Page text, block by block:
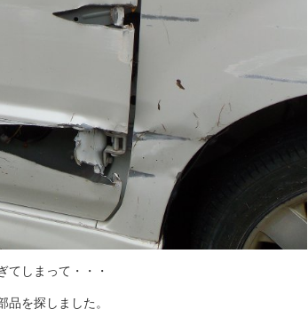
てしまって・・・
を探しました。